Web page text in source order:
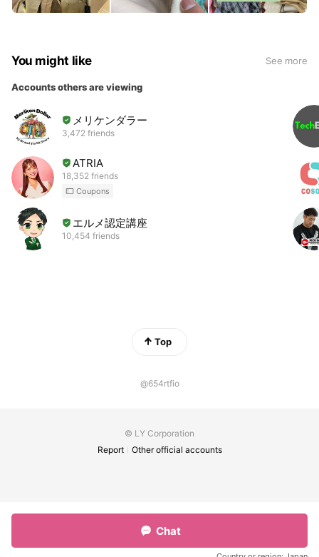
You might like See more
Accounts others are viewing
メリケンダラー
3,472 friends
ATRIA
18,352 friends
Coupons
エルメ認定講座
10,454 friends
Top
@654rtfio
© LY Corporation
Report
Other official accounts
Chat